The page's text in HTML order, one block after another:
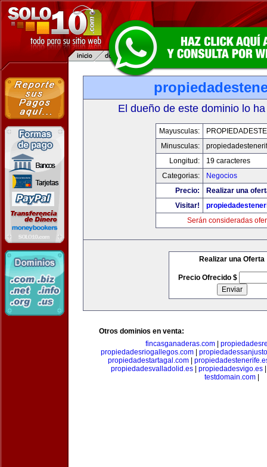
El dueño de este dominio lo
Mayusculas:
Minusculas:
Longitud:
19 caracteres
Categorias:
Negocios
Precio:
Realizar una
Visitar!
Serán consideradas
Realizar una Oferta
Precio Ofrecido $
Otros dominios en venta:
fincasganaderas.com|
propiedadesriogallegos.com|
propiedadestartagal.com|
propiedadesvalladolid.es
propiedadesvigo.es
testdomain.com